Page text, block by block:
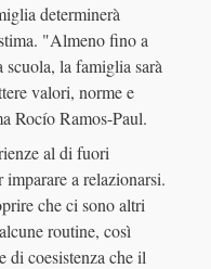
determinerà
"Almeno fino a
scuola, la famiglia sarà
valori, norme e
Rocío Ramos-Paul.
al di fuori
a relazionarsi.
che ci sono altri
routine, così
di coesistenza che il